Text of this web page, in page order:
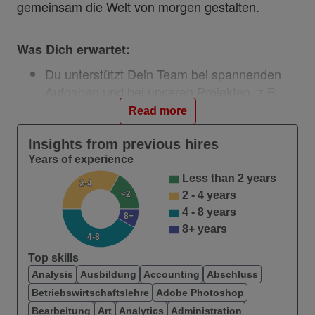
gemeinsam die Welt von morgen gestalten.
Was Dich erwartet:
Du unterstützt Dein Team bei spannenden
die Digitalisierungsstrategie unserer Kunden
Du arbeitest eigenverantwortlich an der
Recherche von aktuellen Themen,
analysierst Daten und erstellst Tabellen und
Präsentationen
Du unterstützt das Team bei der
Organisation von Kundenevents. Unser
Team verantwortet den Vertriebsweg
öffentlicher Auftraggeber. Dazu gehören die
Länder, Städte und Kommunen sowie
Kunden aus dem Gesundheitswesen.
Du baust Dir ein großartiges Netzwerk auf
Read more
Insights from previous hires
Years of experience
<2
2-4
4-8
8+
Less than 2 years
2 - 4 years
4 - 8 years
8+ years
Top skills
Analysis Ausbildung Accounting
Abschluss
Betriebswirtschaftslehre
Adobe Photoshop
Bearbeitung
Art Analytics Administration